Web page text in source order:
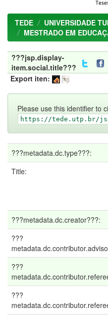
TEDE
UNIVERSIDADE
MESTRADO EM
???jsp.display-
item.social.title???
Export iten:
Please use this identifier to
https://tede.utp.br/
???metadata.dc.type???:
Title:
???metadata.dc.creator???:
???
???
???